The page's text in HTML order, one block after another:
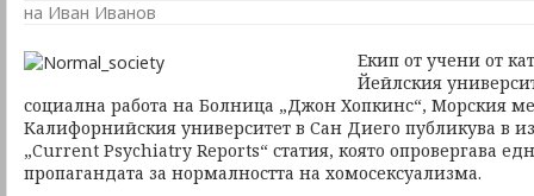
на Иван Иванов
Екип от учени от
Йейлския
социална работа на Болница „Джон Хопкинс“, Морския
Калифорнийския университет в Сан Диего публикува в
„Current Psychiatry Reports“ статия, която опровергава
пропагандата за нормалността на хомосексуализма.